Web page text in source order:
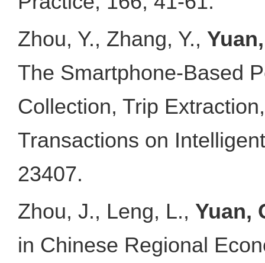
Zhou, Y., Zhang, Y.,
The Smartphone-Based
Collection, Trip
Transactions on
23407.
Zhou, J., Leng, L., Yuan,
in Chinese Regional